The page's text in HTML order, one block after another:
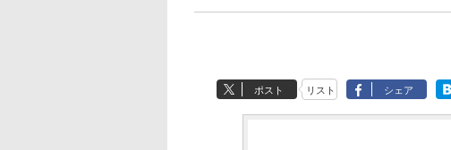
ポスト リスト シェア